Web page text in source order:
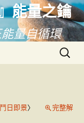
能量之鑰
量自循環
搜
尋
日即景〉
完整解